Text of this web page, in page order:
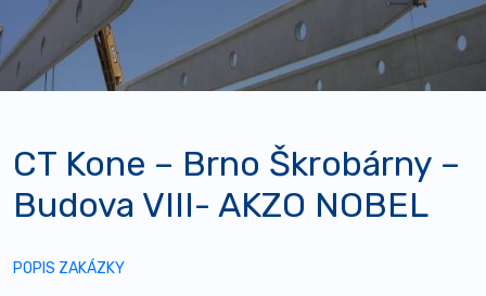
CT Kone – Brno Škrobárny –
Budova VIII- AKZO NOBEL
POPIS ZAKÁZKY